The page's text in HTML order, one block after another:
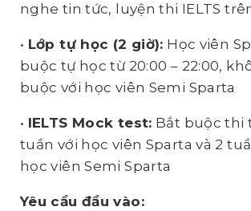
nghe tin tức, luyện thi IELTS
• Lớp tự học (2 giờ): Học viên
buộc tự học từ 20:00 – 22:00,
buộc với học viên Semi Sparta
• IELTS Mock test: Bắt buộc thi
tuần với học viên Sparta và 2
học viên Semi Sparta
Yêu cầu đầu vào: